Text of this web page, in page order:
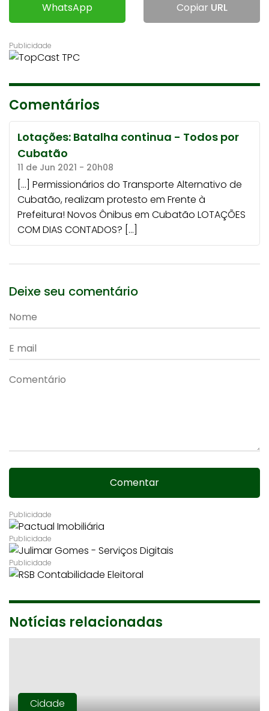
WhatsApp Copiar URL
Comentários
Lotações: Batalha continua - Todos por
Cubatão
11 de Jun 2021 - 20h08
[…] Permissionários do Transporte Alternativo de
Cubatão, realizam protesto em Frente à
Prefeitura! Novos Ônibus em Cubatão LOTAÇÕES
COM DIAS CONTADOS? […]
Deixe seu comentário
Comentar
Notícias relacionadas
Cidade